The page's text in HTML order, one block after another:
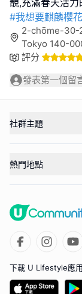
#我想要麒麟櫻
2-chōme-30-
Tokyo 140-
評分
發表第一個留
社群主題
熱門地點
下載 U Lifestyle應